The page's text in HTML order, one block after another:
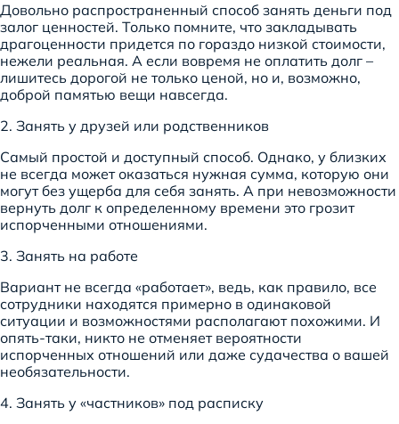
Довольно распространенный способ занять деньги под
залог ценностей. Только помните, что закладывать
драгоценности придется по гораздо низкой стоимости,
нежели реальная. А если вовремя не оплатить долг –
лишитесь дорогой не только ценой, но и, возможно,
доброй памятью вещи навсегда.
2. Занять у друзей или родственников
Самый простой и доступный способ. Однако, у близких
не всегда может оказаться нужная сумма, которую они
могут без ущерба для себя занять. А при невозможности
вернуть долг к определенному времени это грозит
испорченными отношениями.
3. Занять на работе
Вариант не всегда «работает», ведь, как правило, все
сотрудники находятся примерно в одинаковой
ситуации и возможностями располагают похожими. И
опять-таки, никто не отменяет вероятности
испорченных отношений или даже судачества о вашей
необязательности.
4. Занять у «частников» под расписку